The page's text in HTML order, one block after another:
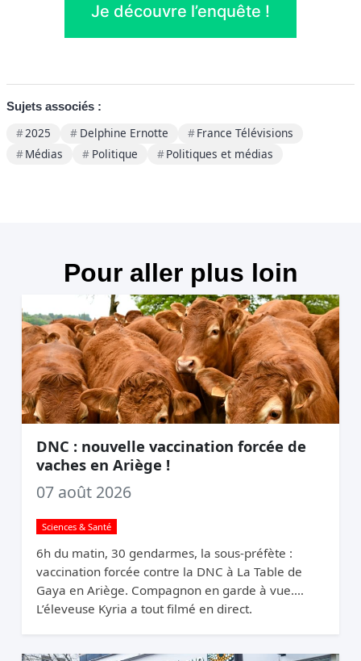
Je découvre l’enquête !
Sujets associés :
2025 Delphine Ernotte
France Télévisions
Médias
Politique Politiques et médias
Pour aller plus loin
DNC : nouvelle vaccination forcée de
vaches en Ariège !
07 août 2026
Sciences & Santé
6h du matin, 30 gendarmes, la sous-préfète :
vaccination forcée contre la DNC à La Table de
Gaya en Ariège. Compagnon en garde à vue.
L’éleveuse Kyria a tout filmé en direct.